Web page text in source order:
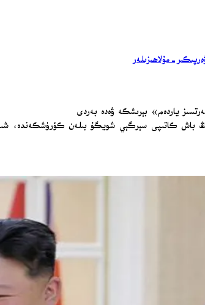
پىكىر-مۇلاھىزىلەر
ياردەم» بېرىشكە ۋەدە بەردى
كاتىپى سېرگېي شويگۇ بىلەن كۆرۈشكەندە،